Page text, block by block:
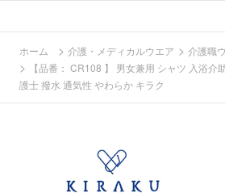
ホーム > 介護・メディカルウエア > 介護職
>
【品番： CR108 】 男女兼用 シャツ 入浴介
護士 撥水 通気性 やわらか キラク